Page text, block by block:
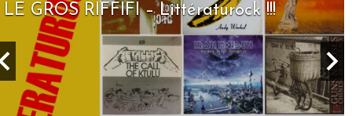
LE GROS RIFFIFI – Littératurock !!!